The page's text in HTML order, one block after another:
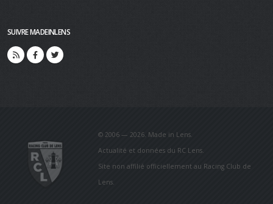
SUIVRE MADEINLENS
© 2006 — 2026. Made in Lens.
Actualité et données du RC Lens.
Site non affilié officiellement au Racing Club de
Lens.